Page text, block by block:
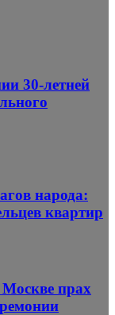
30-летней
народа:
квартир
прах